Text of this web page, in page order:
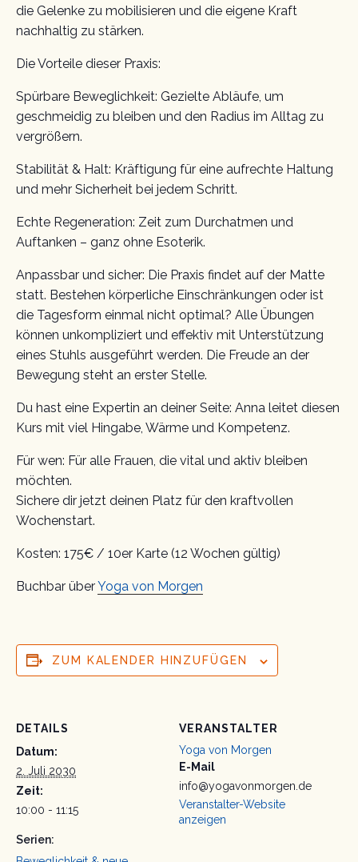
die Gelenke zu mobilisieren und die eigene Kraft
nachhaltig zu stärken.
Die Vorteile dieser Praxis:
Spürbare Beweglichkeit: Gezielte Abläufe, um
geschmeidig zu bleiben und den Radius im Alltag zu
vergrößern.
Stabilität & Halt: Kräftigung für eine aufrechte Haltung
und mehr Sicherheit bei jedem Schritt.
Echte Regeneration: Zeit zum Durchatmen und
Auftanken – ganz ohne Esoterik.
Anpassbar und sicher: Die Praxis findet auf der Matte
statt. Bestehen körperliche Einschränkungen oder ist
die Tagesform einmal nicht optimal? Alle Übungen
können unkompliziert und effektiv mit Unterstützung
eines Stuhls ausgeführt werden. Die Freude an der
Bewegung steht an erster Stelle.
Du hast eine Expertin an deiner Seite: Anna leitet diesen
Kurs mit viel Hingabe, Wärme und Kompetenz.
Für wen: Für alle Frauen, die vital und aktiv bleiben
möchten.
Sichere dir jetzt deinen Platz für den kraftvollen
Wochenstart.
Kosten: 175€ / 10er Karte (12 Wochen gültig)
Buchbar überYoga von Morgen
ZUM KALENDER HINZUFÜGEN
DETAILS
Datum:
2. Juli 2030
Zeit:
10:00 - 11:15
Serien:
VERANSTALTER
Yoga von Morgen
E-Mail
info@yogavonmorgen.de
Veranstalter-Website
anzeigen